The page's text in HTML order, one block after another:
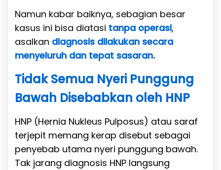
Namun kabar baiknya, sebagian besar
kasus ini bisa diatasi tanpa operasi,
asalkan diagnosis dilakukan secara
menyeluruh dan tepat sasaran.
Tidak Semua Nyeri Punggung
Bawah Disebabkan oleh HNP
HNP (Hernia Nukleus Pulposus) atau saraf
terjepit memang kerap disebut sebagai
penyebab utama nyeri punggung bawah.
Tak jarang diagnosis HNP langsung